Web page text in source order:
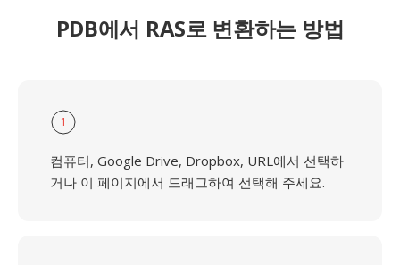
PDB에서 RAS로 변환하는 방법
1
컴퓨터, Google Drive, Dropbox, URL에서 선택하
거나 이 페이지에서 드래그하여 선택해 주세요.